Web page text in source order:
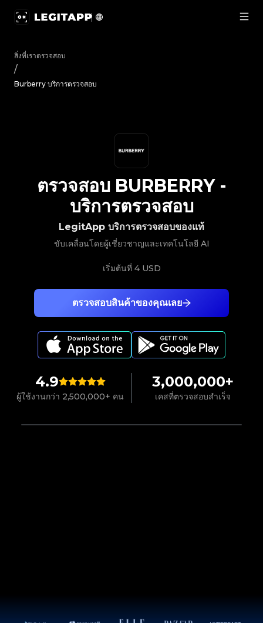
สิ่งที่เราตรวจสอบ
/
Burberry บริการตรวจสอบ
4.9
ผู้ใช้งานกว่า 2,500,000+ คน
3,000,000+
เคสที่ตรวจสอบสำเร็จ
ตรวจสอบสินค้าของคุณเลย
LegitApp บริการตรวจสอบของแท้
ขับเคลื่อนโดยผู้เชี่ยวชาญและเทคโนโลยี AI
เริ่มต้นที่ 4 USD
ตรวจสอบ BURBERRY-
บริการตรวจสอบ